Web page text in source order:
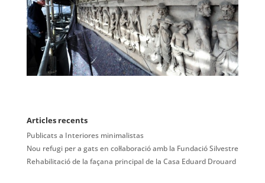
Articles recents
Publicats a Interiores minimalistas
Nou refugi per a gats en col·laboració amb la Fundació Silvestre
Rehabilitació de la façana principal de la Casa Eduard Drouard